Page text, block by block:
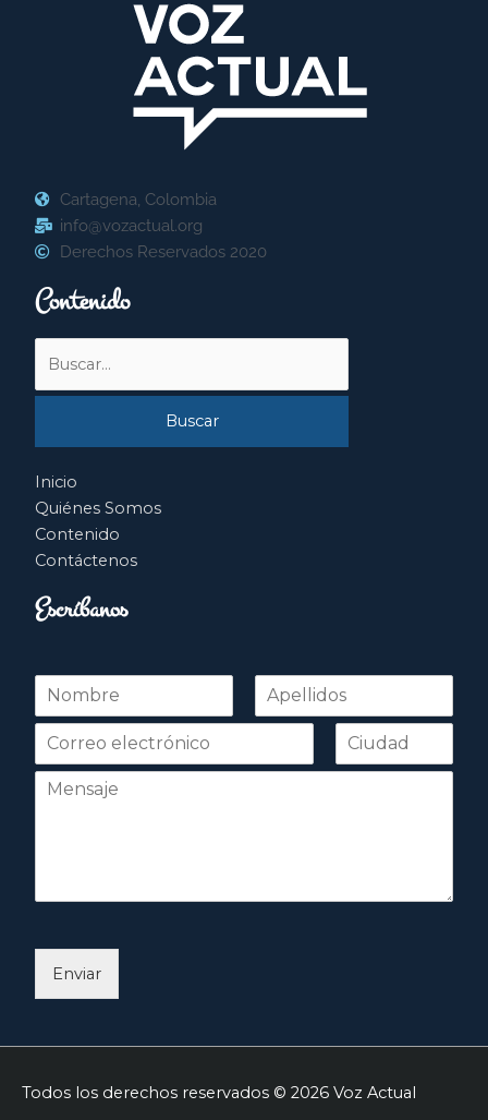
Cartagena, Colombia
info@vozactual.org
Derechos Reservados 2020
Contenido
por:
Inicio
Quiénes Somos
Contenido
Contáctenos
Escríbanos
N
m
r
Nombre Apellidos
Enviar
Todos los derechos reservados © 2026 Voz Actual